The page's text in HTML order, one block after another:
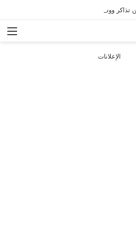
ووسائل النقل في باريس 2025
الإعلانات